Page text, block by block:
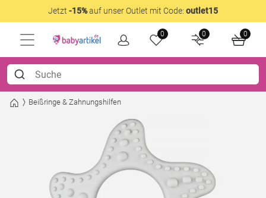
Jetzt -15%auf unser Outlet mit Code: outlet15
0 0 0
Beißringe & Zahnungshilfen